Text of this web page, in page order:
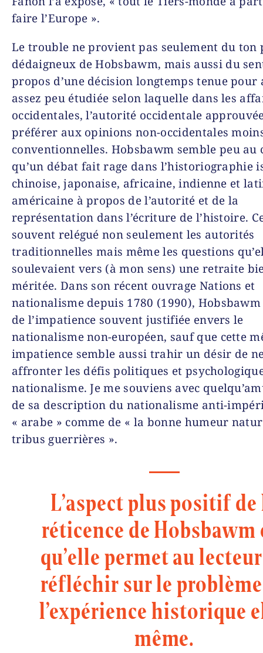
faire l’Europe ».
Le trouble ne provient pas seulement du ton
dédaigneux de Hobsbawm, mais aussi du
propos d’une décision longtemps tenue pour
assez peu étudiée selon laquelle dans les
occidentales, l’autorité occidentale
préférer aux opinions non-occidentales
conventionnelles. Hobsbawm semble peu au
qu’un débat fait rage dans l’historiographie
chinoise, japonaise, africaine, indienne et
américaine à propos de l’autorité et de la
représentation dans l’écriture de l’histoire.
souvent relégué non seulement les autorités
traditionnelles mais même les questions
soulevaient vers (à mon sens) une retraite
méritée. Dans son récent ouvrage Nations et
nationalisme depuis 1780 (1990),
de l’impatience souvent justifiée envers le
nationalisme non-européen, sauf que cette
impatience semble aussi trahir un désir de
affronter les défis politiques et
nationalisme. Je me souviens avec
de sa description du nationalisme anti-
« arabe » comme de « la bonne humeur
tribus guerrières ».
L’aspect plus positif
réticence de Hobsbawm
qu’elle permet au
réfléchir sur le
l’expérience historique
même.